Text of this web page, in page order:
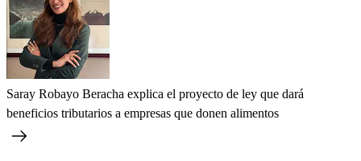
Saray Robayo Beracha explica el proyecto de ley que dará
beneficios tributarios a empresas que donen alimentos